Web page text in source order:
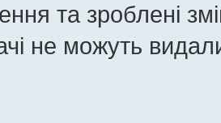
та зроблені
не можуть